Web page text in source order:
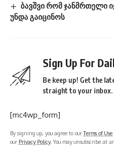
ბავშვი რომ ჯანმრთელი
უნდა გაიცინოს
Sign Up For
Be keep up! Get the
straight to your inbox.
[mc4wp_form]
By signing up, you agree to ourTerms of Use
our Privacy Policy. You may unsubscribe at